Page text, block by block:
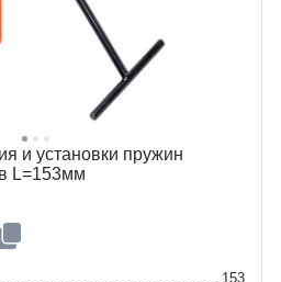
и установки пружин
L=153мм
153